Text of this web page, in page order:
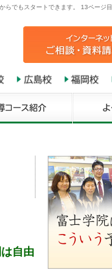
らでもスタートできます。 13ページ目
自由